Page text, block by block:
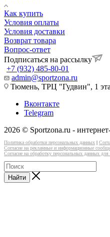
Как купить
Условия оплаты
Условия доставки
Возврат товара
Вопрос-ответ
Подписаться на рассылку
+7 (932) 485-80-01
admin@sportzona.ru
Тюмень, ТРЦ "Гудвин", 1
Вконтакте
Telegram
2026 © Sportzona.ru -
Политика обработки персональных данных |
Согласие на рекламные и информационные
Согласие на обработку персональных данных
Найти